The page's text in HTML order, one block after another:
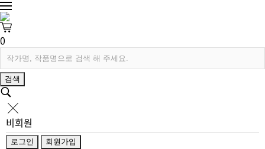
0
검색
비회원
로그인 회원가입